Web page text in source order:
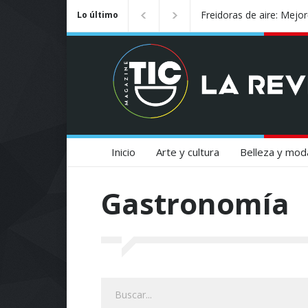
Lo último El nuevo rey de la
popularidad de la
Inicio Arte y cultura Belleza y
Gastronomía